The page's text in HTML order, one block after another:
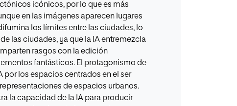
icónicos, por lo que es más
en las imágenes aparecen lugares
los límites entre las ciudades, lo
las ciudades, ya que la IA entremezcla
rasgos con la edición
fantásticos. El protagonismo de
por los espacios centrados en el ser
de espacios urbanos.
la capacidad de la IA para producir